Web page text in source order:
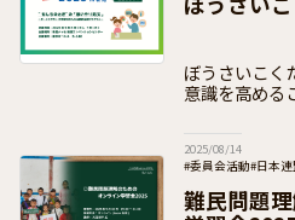
ぼうさいこくたい
意識を高める
10回目を迎え
2025/08/14
#委員会活動#日本連
難民問題